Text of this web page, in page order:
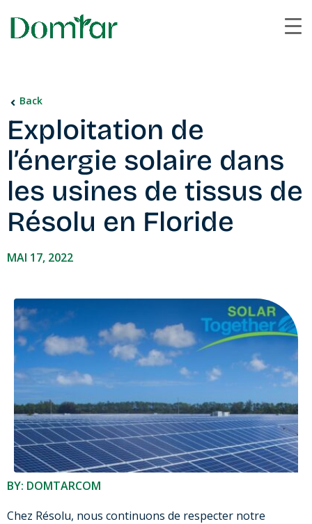
Back
Exploitation de
l’énergie solaire dans
les usines de tissus de
Résolu en Floride
MAI 17, 2022
BY: DOMTARCOM
Chez Résolu, nous continuons de respecter notre